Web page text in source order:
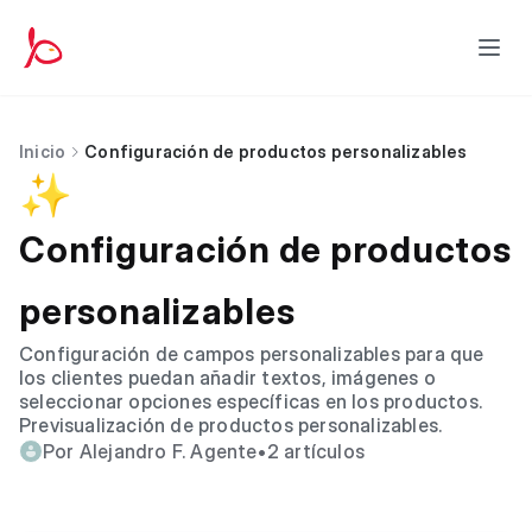
Inicio Configuración de productos personalizables
✨
Configuración de productos
personalizables
Configuración de campos personalizables para que
los clientes puedan añadir textos, imágenes o
seleccionar opciones específicas en los productos.
Previsualización de productos personalizables.
Por Alejandro F. Agente•2 artículos